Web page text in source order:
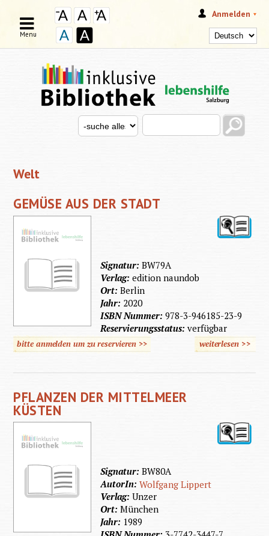
Anmelden
SUCHFORMULAR
Search this site
Search for
Menu
Welt
GEMÜSE AUS DER STADT
Signatur:BW79A
Verlag:edition naundob
Ort:Berlin
Jahr: 2020
ISBN Nummer:978-3-946185-23-9
Reservierungsstatus:verfügbar
bitte anmelden um zu reservieren >> weiterlesen
über
>>
PFLANZEN DER MITTELMEER
KÜSTEN
Signatur:BW80A
AutorIn:Wolfgang Lippert
Verlag:Unzer
Ort:München
Jahr: 1989